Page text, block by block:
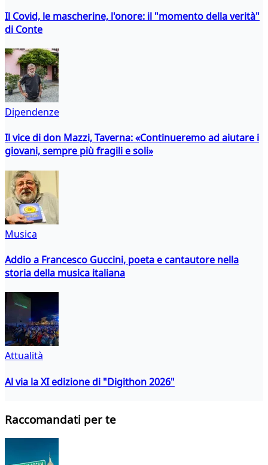
Il Covid, le mascherine, l'onore: il "momento della verità"
di Conte
Dipendenze
Il vice di don Mazzi, Taverna: «Continueremo ad aiutare i
giovani, sempre più fragili e soli»
Musica
Addio a Francesco Guccini, poeta e cantautore nella
storia della musica italiana
Attualità
Al via la XI edizione di "Digithon 2026"
Raccomandati per te